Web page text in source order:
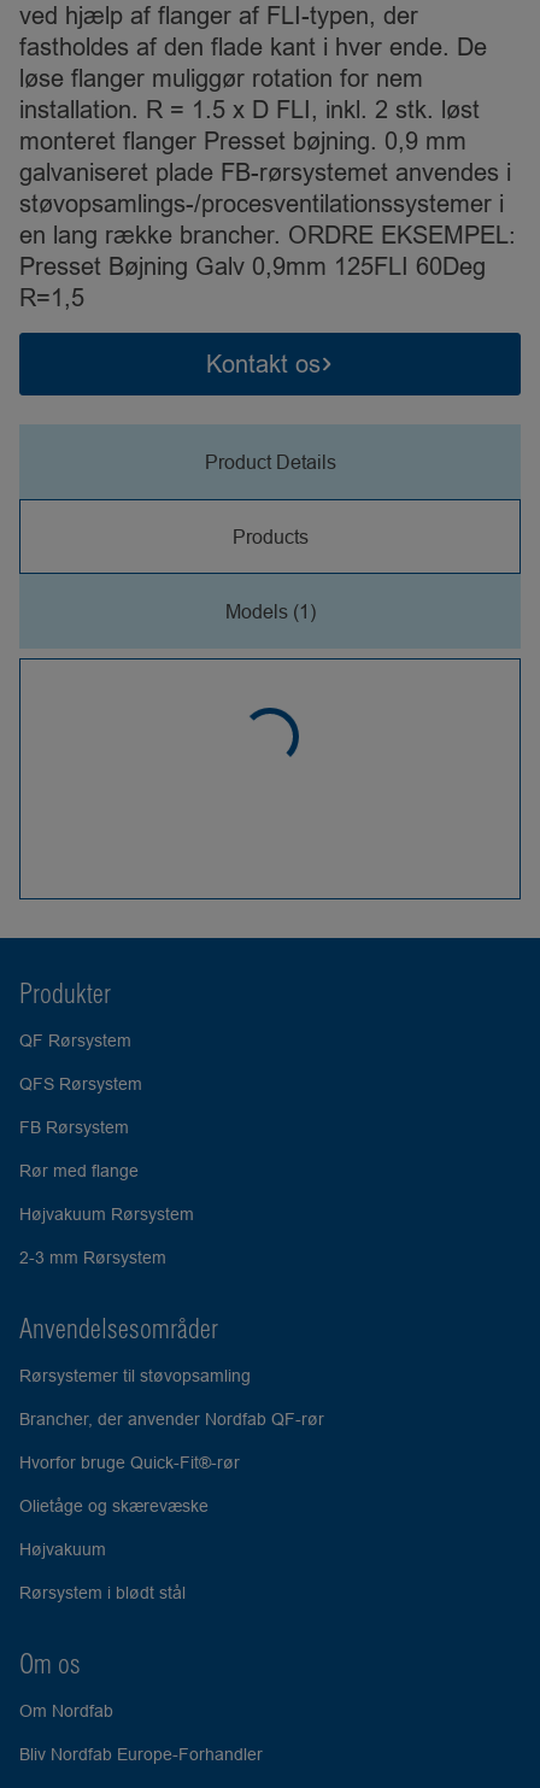
ved hjælp af flanger af FLI-typen, der
fastholdes af den flade kant i hver ende. De
løse flanger muliggør rotation for nem
installation. R = 1.5 x D FLI, inkl. 2 stk. løst
monteret flanger Presset bøjning. 0,9 mm
galvaniseret plade FB-rørsystemet anvendes i
støvopsamlings-/procesventilationssystemer i
en lang række brancher. ORDRE EKSEMPEL:
Presset Bøjning Galv 0,9mm 125FLI 60Deg
R=1,5
Kontakt os
Product Details
Products
Models (1)
Produkter
QF Rørsystem
QFS Rørsystem
FB Rørsystem
Rør med flange
Højvakuum Rørsystem
2-3 mm Rørsystem
Anvendelsesområder
Rørsystemer til støvopsamling
Brancher, der anvender Nordfab QF-rør
Hvorfor bruge Quick-Fit®-rør
Olietåge og skærevæske
Højvakuum
Rørsystem i blødt stål
Om os
Om Nordfab
Bliv Nordfab Europe-Forhandler